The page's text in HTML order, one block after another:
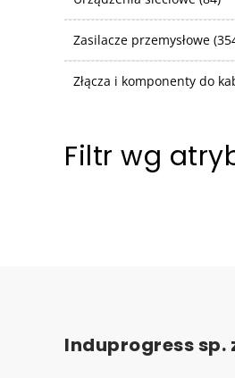
Zasilacze przemysłowe
Złącza i komponenty do
Filtr wg
Induprogress sp.